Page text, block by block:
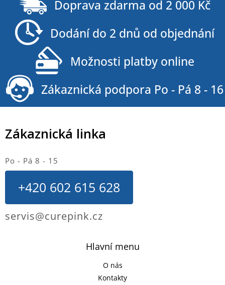
Hlavní menu
O nás
Kontakty
Zákaznická linka
Po - Pá 8 - 15
+420 602 615 628
servis@curepink.cz
Doprava zdarma od 2 000 Kč
Dodání do 2 dnů od objednání
Možnosti platby online
Zákaznická podpora Po - Pá 8 - 16